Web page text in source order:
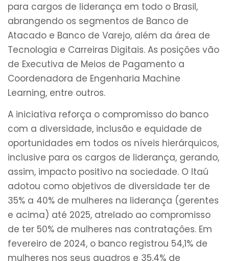
para cargos de liderança em todo o Brasil,
abrangendo os segmentos de Banco de
Atacado e Banco de Varejo, além da área de
Tecnologia e Carreiras Digitais. As posições vão
de Executiva de Meios de Pagamento a
Coordenadora de Engenharia Machine
Learning, entre outros.
A iniciativa reforça o compromisso do banco
com a diversidade, inclusão e equidade de
oportunidades em todos os níveis hierárquicos,
inclusive para os cargos de liderança, gerando,
assim, impacto positivo na sociedade. O Itaú
adotou como objetivos de diversidade ter de
35% a 40% de mulheres na liderança (gerentes
e acima) até 2025, atrelado ao compromisso
de ter 50% de mulheres nas contratações. Em
fevereiro de 2024, o banco registrou 54,1% de
mulheres nos seus quadros e 35,4% de